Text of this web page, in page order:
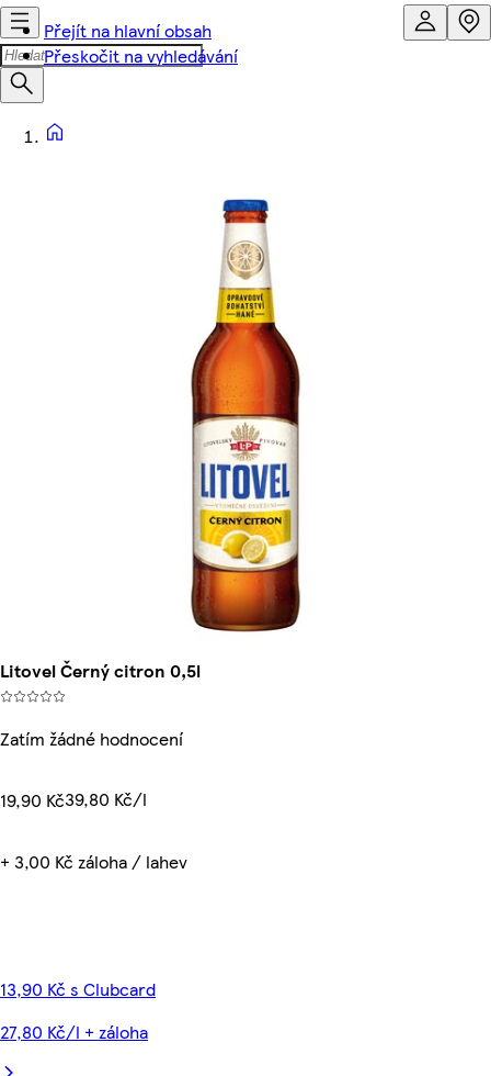
Přejít na hlavní obsah
Přeskočit na vyhledávání
Litovel Černý citron 0,5l
Zatím žádné hodnocení
19,90 Kč39,80 Kč/l
+ 3,00 Kč záloha / lahev
13,90 Kč s Clubcard
27,80 Kč/l + záloha